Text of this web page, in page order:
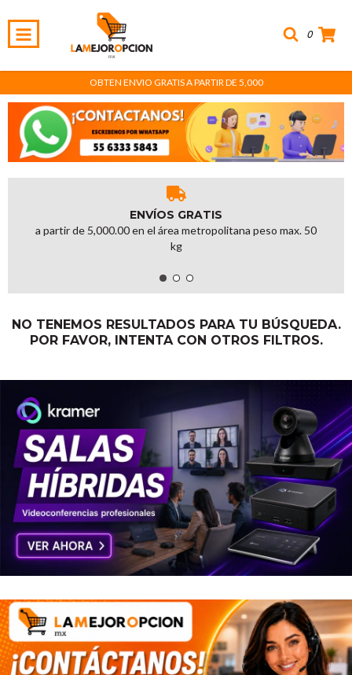
0
OBTEN ENVIO GRATIS A PARTIR DE 5,000
ENVÍOS GRATIS
a partir de 5,000.00 en el área metropolitana peso max. 50
kg
NO TENEMOS RESULTADOS PARA TU BÚSQUEDA.
POR FAVOR, INTENTA CON OTROS FILTROS.